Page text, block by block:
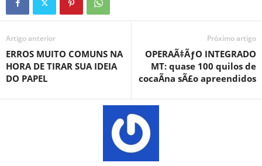
Artigo anterior
ERROS MUITO COMUNS NA
HORA DE TIRAR SUA IDEIA
DO PAPEL
Próximo artigo
OPERAÃ‡ÃƒO INTEGRADO
MT: quase 100 quilos de
cocaÃ­na sÃ£o apreendidos